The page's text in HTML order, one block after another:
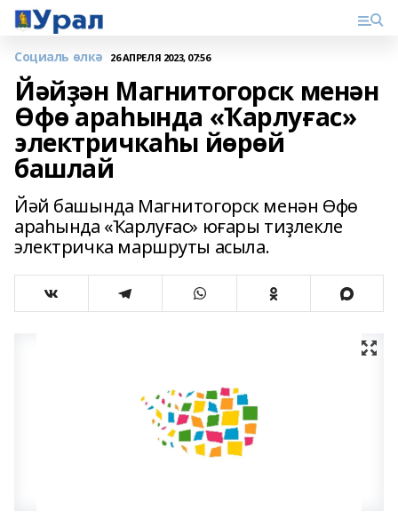
Социаль өлкә 26 АПРЕЛЯ 2023, 07:56
Йәйҙән Магнитогорск менән
Өфө араһында «Ҡарлуғас»
электричкаһы йөрөй
башлай
Йәй башында Магнитогорск менән Өфө
араһында «Ҡарлуғас» юғары тиҙлекле
электричка маршруты асыла.